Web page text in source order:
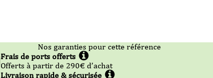
cl
Nos garanties pour cette référence
Frais de ports offerts
Offerts à partir de 290€ d’achat
Livraison rapide & sécurisée